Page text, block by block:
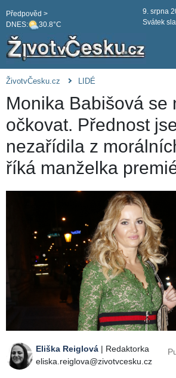
DNES: 30.8°C
Předpověd >
9. srpna
Svátek
ŽivotvČesku.cz LIDÉ
Monika Babišová se
očkovat. Přednost
nezařídila z
říká manželka
Eliška Reiglová | Redaktorka
eliska.reiglova@zivotvcesku.cz